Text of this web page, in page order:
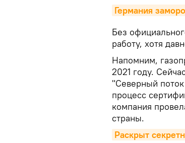
Германия
Без
работу, хотя
Напомним,
2021 году.
"Северный поток
процесс
компания
страны.
Раскрыт